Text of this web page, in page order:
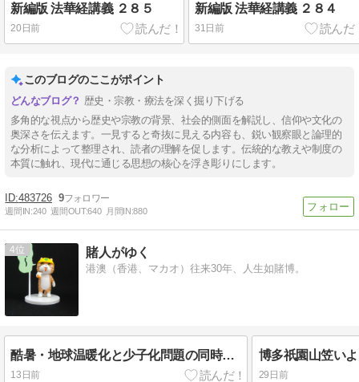
新編版 法華経講義 ２８５
20日前
新編版 法華経講義 ２８４
31日前
このブログのここがポイント
歴史・宗教・療法を深く掘り下げる
多角的な視点から歴史や宗教の背景、社会的側面を解説し、信仰や文化の
奥深さを伝えます。一見すると奇抜に見える内容も、鋭い観察眼と論理的
な分析によって整理され、読者の理解を促します。伝統的な教えや制度の
本質に触れ、現代に通じる思想の核心を浮き彫りにします。
483726 9
週間IN:240 週間OUT:640 月間IN:880
4 賭人がゆく
港澳（香港、マカオ）往来30年、人生如賭博。
酷暑・地球温暖化と少子化問題の同時対策!?
13日前 29日前